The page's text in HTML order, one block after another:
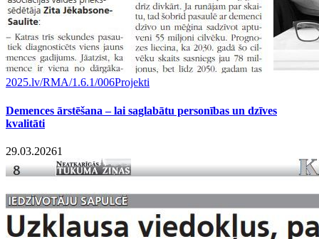
2025.lv/RMA/1.6.1/006Projekti
Demences ārstēšana – lai saglabātu personības un dzīves
kvalitāti
29.03.20261